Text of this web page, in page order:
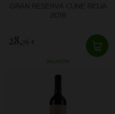
GRAN RESERVA CUNE RIOJA
2018
28,76 €
SKLADOM